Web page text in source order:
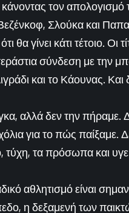
τον απολογισμό
Σλούκα και
γίνει κάτι τέτοιο. Οι
σύνδεση με την
και το Κάουνας. Και
αλλά δεν την πήραμε.
για το πώς παίξαμε.
τύχη, τα πρόσωπα και
αθλητισμό είναι
η δεξαμενή των